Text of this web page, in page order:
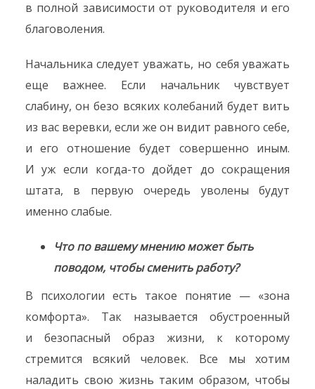
в полной зависимости от руководителя и его
благоволения.
Начальника следует уважать, но себя уважать
еще важнее. Если начальник чувствует
слабину, он безо всяких колебаний будет вить
из вас веревки, если же он видит равного себе,
и его отношение будет совершенно иным.
И уж если когда-то дойдет до сокращения
штата, в первую очередь уволены будут
именно слабые.
Что по вашему мнению может быть
поводом, чтобы сменить работу?
В психологии есть такое понятие — «зона
комфорта». Так называется обустроенный
и безопасный образ жизни, к которому
стремится всякий человек. Все мы хотим
наладить свою жизнь таким образом, чтобы